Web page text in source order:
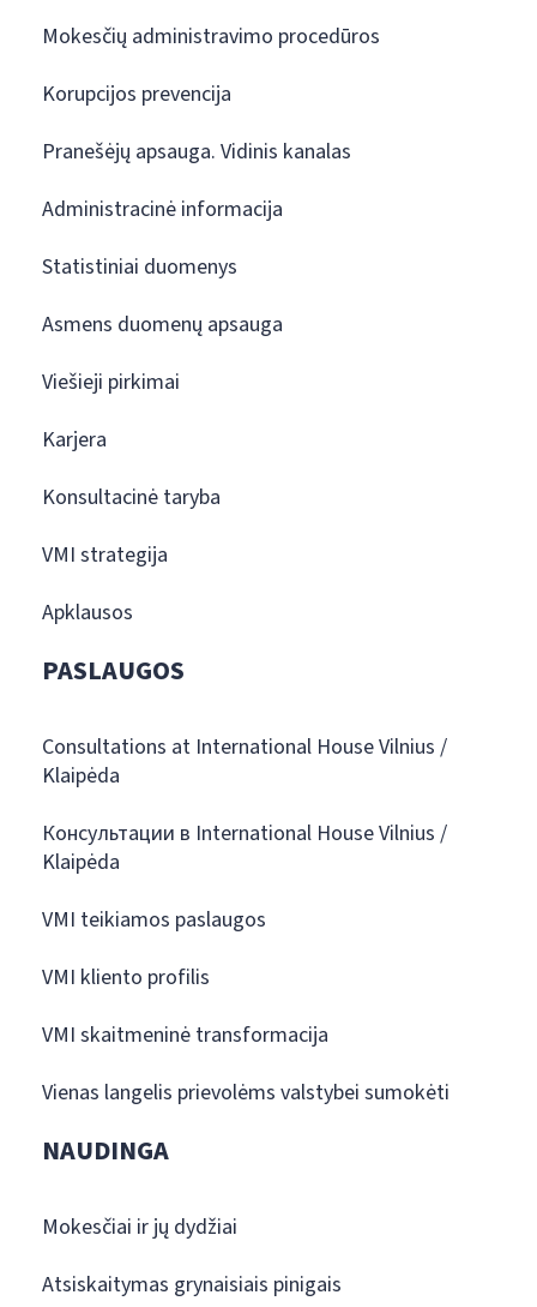
Mokesčių administravimo procedūros
Korupcijos prevencija
Pranešėjų apsauga. Vidinis kanalas
Administracinė informacija
Statistiniai duomenys
Asmens duomenų apsauga
Viešieji pirkimai
Karjera
Konsultacinė taryba
VMI strategija
Apklausos
PASLAUGOS
Consultations at International House Vilnius /
Klaipėda
Консультации в International House Vilnius /
Klaipėda
VMI teikiamos paslaugos
VMI kliento profilis
VMI skaitmeninė transformacija
Vienas langelis prievolėms valstybei sumokėti
NAUDINGA
Mokesčiai ir jų dydžiai
Atsiskaitymas grynaisiais pinigais